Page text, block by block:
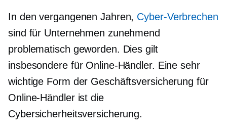
In den vergangenen Jahren, Cyber-Verbrechen
sind für Unternehmen zunehmend
problematisch geworden. Dies gilt
insbesondere für Online-Händler. Eine sehr
wichtige Form der Geschäftsversicherung für
Online-Händler ist die
Cybersicherheitsversicherung.